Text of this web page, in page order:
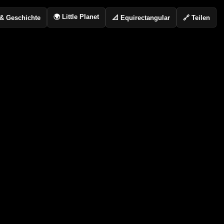
Geschichte 🌍 Little Planet 📐 Equirectangular 🔗 Teilen